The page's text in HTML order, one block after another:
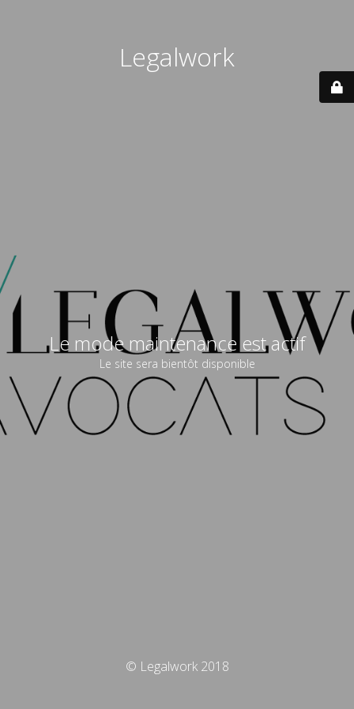
Legalwork
Le mode maintenance est actif
Le site sera bientôt disponible
© Legalwork 2018